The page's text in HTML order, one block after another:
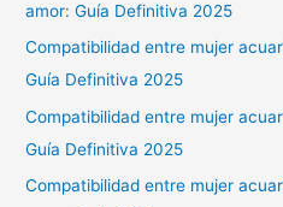
amor: Guía Definitiva 2025
Compatibilidad entre mujer
Guía Definitiva 2025
Compatibilidad entre mujer
Guía Definitiva 2025
Compatibilidad entre mujer